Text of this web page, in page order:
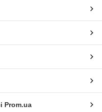
Prom.ua